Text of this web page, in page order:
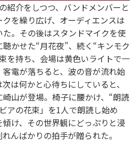
紹介をしつつ、バンドメンバーと
を繰り広げ、オーディエンスは
。その後はスタンドマイクを使
かせた“月花夜”、続く“キンモク
を持ち、会場は黄色いライトで一
電が落ちると、波の音が流れ始
は何かと心待ちにしていると、
山が登場。椅子に腰かけ、“朗読
アの花束」を1人で朗読し始め
け、その世界観にどっぷりと浸
んばかりの拍手が贈られた。